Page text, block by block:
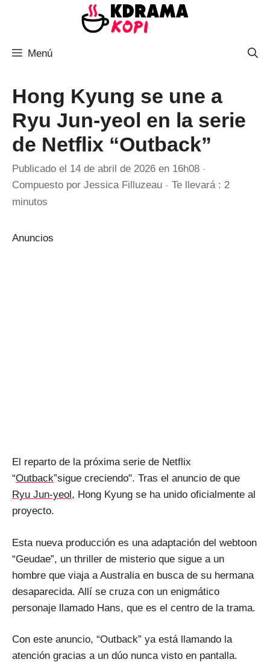
Menú
Hong Kyung se une a
Ryu Jun-yeol en la serie
de Netflix “Outback”
Publicado el 14 de abril de 2026 en 16h08 -
Compuesto por Jessica Filluzeau - Te llevará : 2
minutos
Anuncios
El reparto de la próxima serie de Netflix
“Outback”sigue creciendo". Tras el anuncio de que
Ryu Jun-yeol , Hong Kyung se ha unido oficialmente al
proyecto.
Esta nueva producción es una adaptación del webtoon
“Geudae”, un thriller de misterio que sigue a un
hombre que viaja a Australia en busca de su hermana
desaparecida. Allí se cruza con un enigmático
personaje llamado Hans, que es el centro de la trama.
Con este anuncio, “Outback” ya está llamando la
atención gracias a un dúo nunca visto en pantalla.